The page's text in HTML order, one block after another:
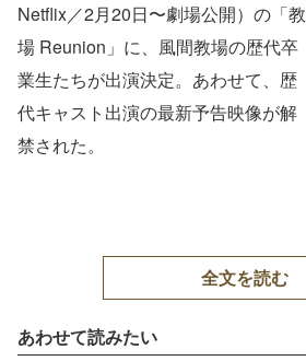
Netflix／2月20日〜劇場公開）の「教
場 Reunion」に、風間教場の歴代卒
業生たちが出演決定。あわせて、歴
代キャスト出演の最新予告映像が解
禁された。
全文を読む
あわせて読みたい